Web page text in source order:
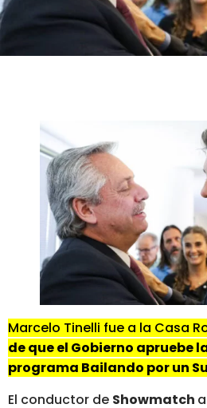
Marcelo Tinelli fue a la Casa
de que el Gobierno apruebe
programa Bailando por un
El conductor de Showmatch